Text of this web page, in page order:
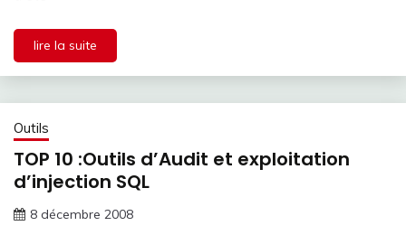
lire la suite
Outils
TOP 10 :Outils d’Audit et exploitation
d’injection SQL
8 décembre 2008